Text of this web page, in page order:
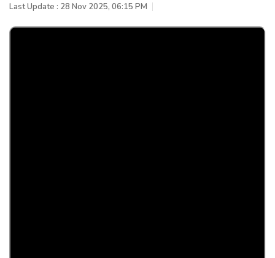
Last Update : 28 Nov 2025, 06:15 PM